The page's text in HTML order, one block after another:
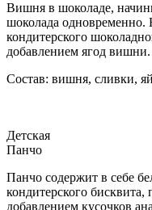
Вишня в шоколаде,
шоколада одновременно.
кондитерского
добавлением ягод вишни.
Состав: вишня, сливки,
Детская
Панчо
Панчо содержит в себе
кондитерского
добавлением кусочков